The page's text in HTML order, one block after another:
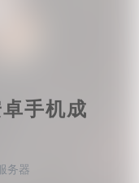
手机成
务器